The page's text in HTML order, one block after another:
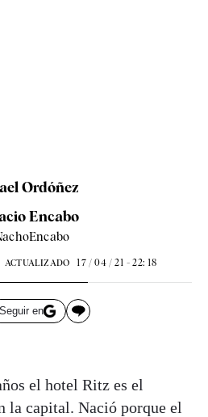
Ordóñez
Encabo
ACTUALIZADO 17 / 04 / 21 - 22: 18
Seguir en
el hotel Ritz es el
la capital. Nació porque el